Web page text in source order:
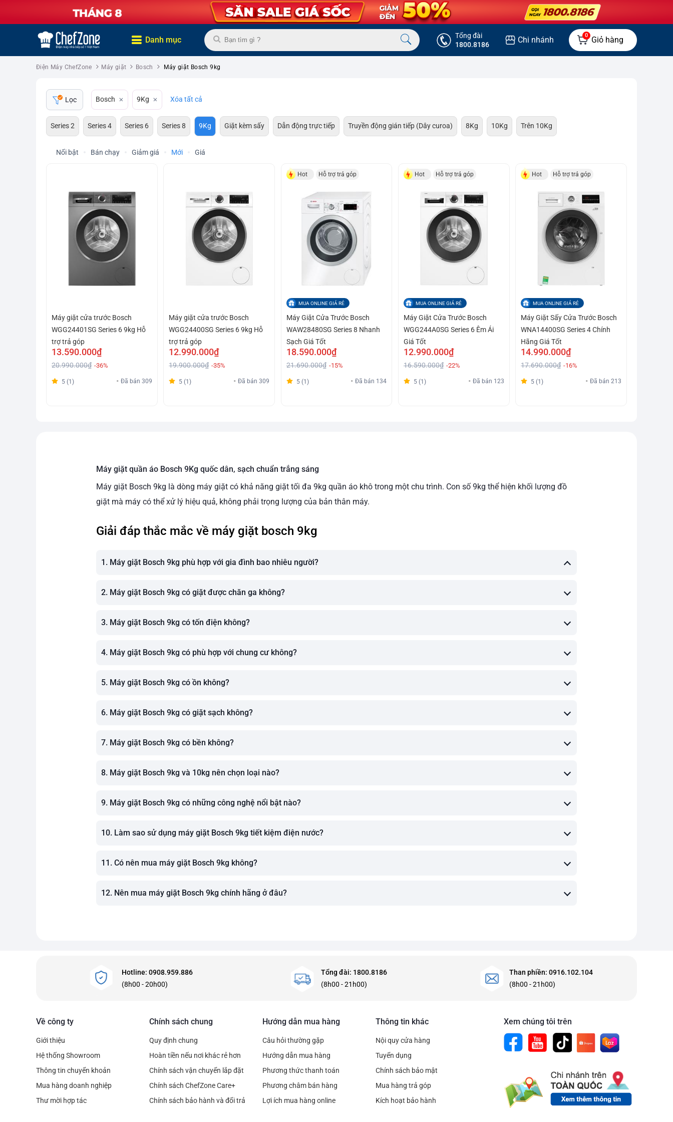
Danh mục
Tổng đài
1800.8186
Chi nhánh 0 Giỏ hàng
Điện Máy ChefZone Máy giặt Bosch Máy giặt Bosch 9kg
Lọc Bosch 9Kg Xóa tất cả
Series 2 Series 4 Series 6 Series 8 9Kg Giặt kèm sấy Dẫn động trực tiếp Truyền động gián tiếp (Dây curoa) 8Kg 10Kg Trên 10Kg
Nổi bật Bán chạy Giảm giá Mới Giá
Máy giặt cửa trước Bosch
WGG24401SG Series 6 9kg Hỗ
trợ trả góp
13.590.000₫
20.990.000₫ -36%
5 (1) Đã bán 309
Máy giặt cửa trước Bosch
WGG24400SG Series 6 9kg Hỗ
trợ trả góp
12.990.000₫
19.900.000₫ -35%
5 (1) Đã bán 309
Hot Hỗ trợ trả góp
MUA ONLINE GIÁ RẺ
Máy Giặt Cửa Trước Bosch
WAW28480SG Series 8 Nhanh
Sạch Giá Tốt
18.590.000₫
21.690.000₫ -15%
5 (1) Đã bán 134
Hot Hỗ trợ trả góp
MUA ONLINE GIÁ RẺ
Máy Giặt Cửa Trước Bosch
WGG244A0SG Series 6 Êm Ái
Giá Tốt
12.990.000₫
16.590.000₫ -22%
5 (1) Đã bán 123
Hot Hỗ trợ trả góp
MUA ONLINE GIÁ RẺ
Máy Giặt Sấy Cửa Trước Bosch
WNA14400SG Series 4 Chính
Hãng Giá Tốt
14.990.000₫
17.690.000₫ -16%
5 (1) Đã bán 213
Máy giặt quần áo Bosch 9Kg quốc dân, sạch chuẩn trắng sáng
Máy giặt Bosch 9kg là dòng máy giặt có khả năng giặt tối đa 9kg quần áo khô trong một chu trình. Con số 9kg thể hiện khối lượng đồ
giặt mà máy có thể xử lý hiệu quả, không phải trọng lượng của bản thân máy.
Giải đáp thắc mắc về máy giặt bosch 9kg
1. Máy giặt Bosch 9kg phù hợp với gia đình bao nhiêu người?
2. Máy giặt Bosch 9kg có giặt được chăn ga không?
3. Máy giặt Bosch 9kg có tốn điện không?
4. Máy giặt Bosch 9kg có phù hợp với chung cư không?
5. Máy giặt Bosch 9kg có ồn không?
6. Máy giặt Bosch 9kg có giặt sạch không?
7. Máy giặt Bosch 9kg có bền không?
8. Máy giặt Bosch 9kg và 10kg nên chọn loại nào?
9. Máy giặt Bosch 9kg có những công nghệ nổi bật nào?
10. Làm sao sử dụng máy giặt Bosch 9kg tiết kiệm điện nước?
11. Có nên mua máy giặt Bosch 9kg không?
12. Nên mua máy giặt Bosch 9kg chính hãng ở đâu?
Hotline: 0908.959.886
(8h00 - 20h00)
Tổng đài: 1800.8186
(8h00 - 21h00)
Than phiền: 0916.102.104
(8h00 - 21h00)
Về công ty
Giới thiệu
Hệ thống Showroom
Thông tin chuyển khoản
Mua hàng doanh nghiệp
Thư mời hợp tác
Chính sách chung
Quy định chung
Hoàn tiền nếu nơi khác rẻ hơn
Chính sách vận chuyển lắp đặt
Chính sách ChefZone Care+
Chính sách bảo hành và đổi trả
Hướng dẫn mua hàng
Câu hỏi thường gặp
Hướng dẫn mua hàng
Phương thức thanh toán
Phương châm bán hàng
Lợi ích mua hàng online
Thông tin khác
Nội quy cửa hàng
Tuyển dụng
Chính sách bảo mật
Mua hàng trả góp
Kích hoạt bảo hành
Xem chúng tôi trên